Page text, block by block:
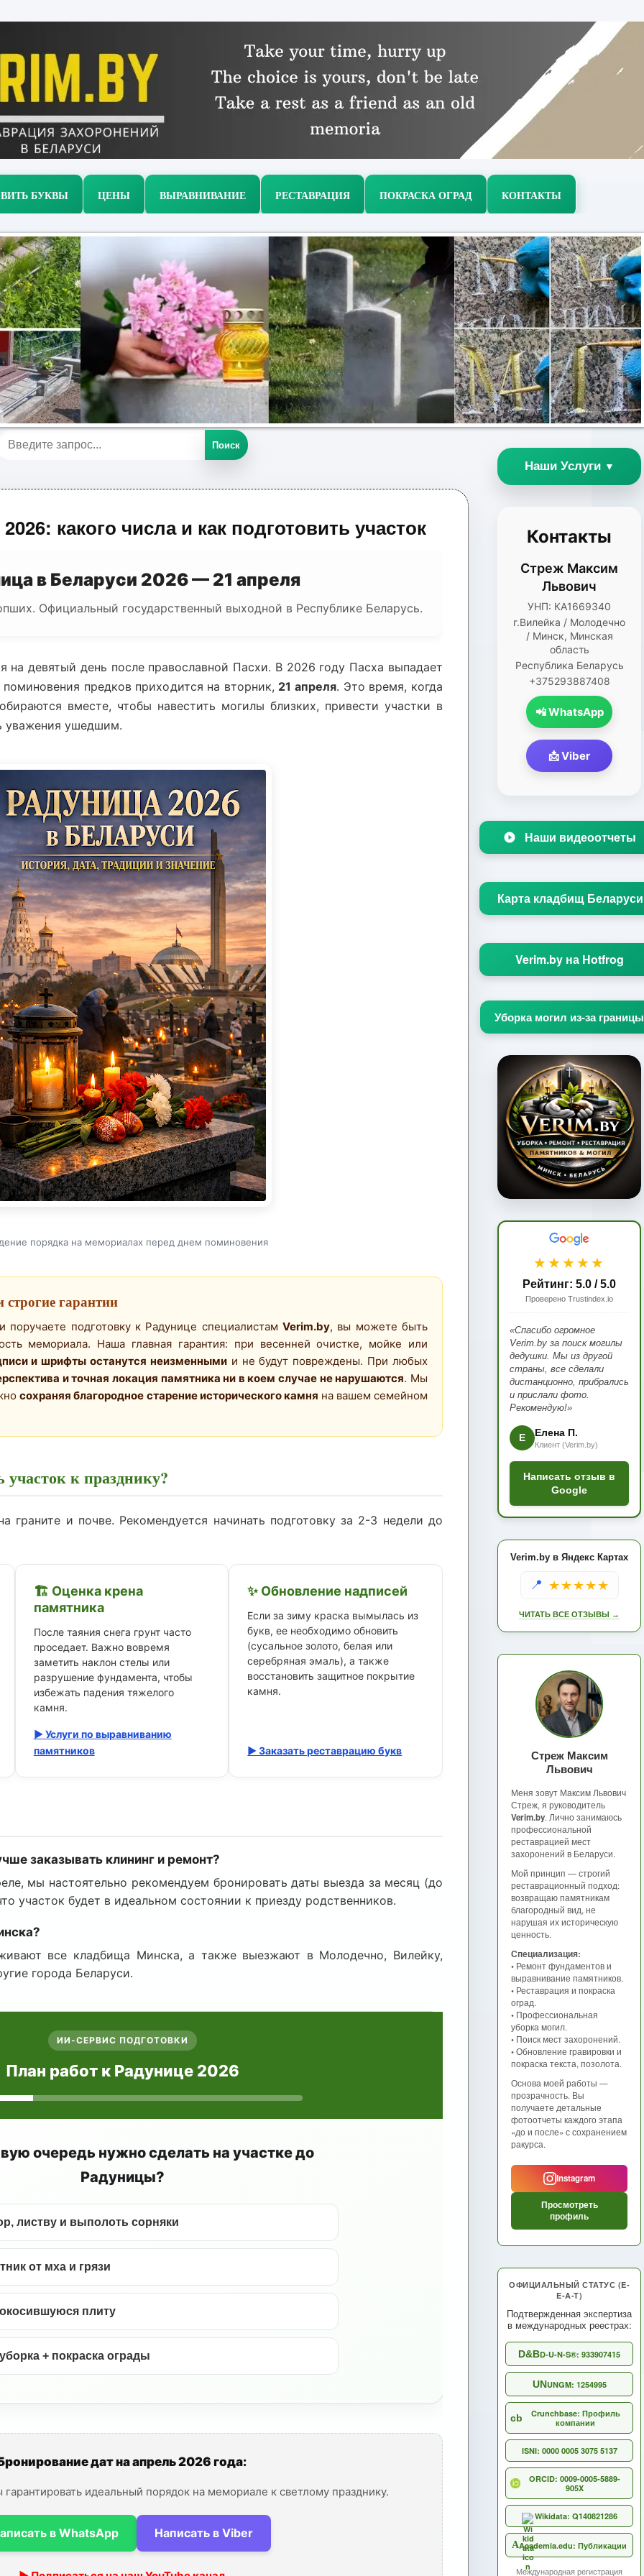
БУКВЫ ЦЕНЫ ВЫРАВНИВАНИЕ РЕСТАВРАЦИЯ ПОКРАСКА ОГРАД КОНТАКТЫ
Поиск
какого числа и как подготовить участок
в Беларуси 2026 — 21 апреля
Официальный государственный выходной в Республике Беларусь.
на девятый день после православной Пасхи. В 2026 году Пасха выпадает
предков приходится на вторник, 21 апреля. Это время, когда
вместе, чтобы навестить могилы близких, привести участки в
уважения ушедшим.
порядка на мемориалах перед днем поминовения
гарантии
поручаете подготовку к Радунице специалистам Verim.by, вы можете быть
мемориала. Наша главная гарантия: при весенней очистке, мойке или
и шрифты останутся неизменнымии не будут повреждены. При любых
и точная локация памятника ни в коем случае не нарушаются. Мы
сохраняя благородное старение исторического камня на вашем семейном
к празднику?
граните и почве. Рекомендуется начинать подготовку за 2-3 недели до
🏗️ Оценка крена
памятника
После таяния снега грунт часто
проседает. Важно вовремя
заметить наклон стелы или
разрушение фундамента, чтобы
избежать падения тяжелого
камня.
▶ Услуги по выравниванию
памятников
✨ Обновление надписей
Если за зиму краска вымылась из
букв, ее необходимо обновить
(сусальное золото, белая или
серебряная эмаль), а также
восстановить защитное покрытие
камня.
▶ Заказать реставрацию букв
заказывать клининг и ремонт?
мы настоятельно рекомендуем бронировать даты выезда за месяц (до
участок будет в идеальном состоянии к приезду родственников.
все кладбища Минска, а также выезжают в Молодечно, Вилейку,
города Беларуси.
ИИ-СЕРВИС ПОДГОТОВКИ
План работ к Радунице 2026
очередь нужно сделать на участке до
Радуницы?
листву и выполоть сорняки
от мха и грязи
плиту
+ покраска ограды
дат на апрель 2026 года:
идеальный порядок на мемориале к светлому празднику.
в WhatsApp Написать в Viber
Наши Услуги ▼
Контакты
Стреж Максим
Львович
УНП: КА1669340
г.Вилейка / Молодечно
/ Минск, Минская
область
Республика Беларусь
+375293887408
📲 WhatsApp
📩 Viber
Наши видеоотчеты
Карта кладбищ Беларуси
Verim.by на Hotfrog
Уборка могил из-за границы
★★★★★
Рейтинг: 5.0 / 5.0
Проверено Trustindex.io
«Спасибо огромное
Verim.by за поиск могилы
дедушки. Мы из другой
страны, все сделали
дистанционно, прибрались
и прислали фото.
Рекомендую!»
Е Елена П.
Клиент (Verim.by)
Написать отзыв в
Google
Verim.by в Яндекс Картах
📍 ★★★★★
ЧИТАТЬ ВСЕ ОТЗЫВЫ →
Стреж Максим
Львович
Меня зовут Максим Львович
Стреж, я руководитель
Verim.by. Лично занимаюсь
профессиональной
реставрацией мест
захоронений в Беларуси.
Мой принцип — строгий
реставрационный подход:
возвращаю памятникам
благородный вид, не
нарушая их историческую
ценность.
Специализация:
• Ремонт фундаментов и
выравнивание памятников.
• Реставрация и покраска
оград.
• Профессиональная
уборка могил.
• Поиск мест захоронений.
• Обновление гравировки и
покраска текста, позолота.
Основа моей работы —
прозрачность. Вы
получаете детальные
фотоотчеты каждого этапа
«до и после» с сохранением
ракурса.
Instagram
Просмотреть
профиль
ОФИЦИАЛЬНЫЙ СТАТУС (E-
E-A-T)
Подтвержденная экспертиза
в международных реестрах:
D&BD-U-N-S®: 933907415
UNUNGM: 1254995
cb
Crunchbase: Профиль
компании
ISNI: 0000 0005 3075 5137
ORCID: 0009-0005-5889-
905X
Wikidata: Q140821286
AAcademia.edu: Публикации
Международная регистрация